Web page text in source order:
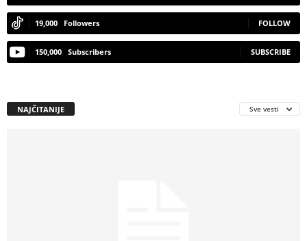
19,000 Followers FOLLOW
150,000 Subscribers SUBSCRIBE
NAJČITANIJE Sve vesti